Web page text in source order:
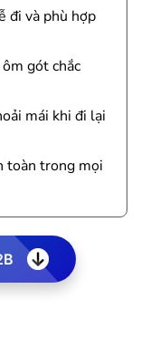
đi và phù hợp
gót chắc
mái khi đi lại
toàn trong mọi